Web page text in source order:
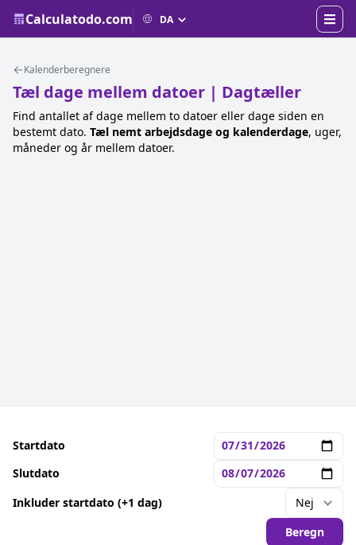
Calculatodo.com
Kalenderberegnere
Tæl dage mellem datoer | Dagtæller
Find antallet af dage mellem to datoer eller dage siden en
bestemt dato. Tæl nemt arbejdsdage og kalenderdage, uger,
måneder og år mellem datoer.
Startdato
Slutdato
Inkluder startdato (+1 dag)
Beregn